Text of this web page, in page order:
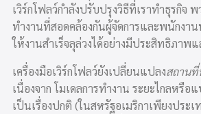
เวิร์กโฟลว์กำลังปรับปรุงวิธีที่เราทำธุรกิจ พ
ทำงานที่สอดคล้องกันผู้จัดการและพนักงา
ให้งานสำเร็จลุล่วงได้อย่างมีประสิทธิภาพ
เครื่องมือเวิร์กโฟลว์ยังเปลี่ยนแปลงสถาน
เนื่องจาก โมเดลการทำงาน ระยะไกลหรือแ
เป็นเรื่องปกติ (ในสหรัฐอเมริกาเพียงประเ